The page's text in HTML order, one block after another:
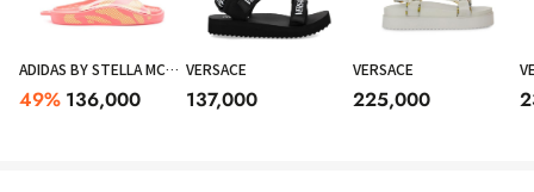
ADIDAS BY STELLA MCCARTNEY
49% 136,000
VERSACE
137,000
VERSACE
225,000